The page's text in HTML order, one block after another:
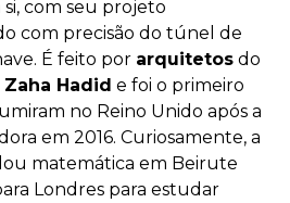
com seu projeto
com precisão do túnel de
É feito por arquitetos do
Zaha Hadid e foi o primeiro
no Reino Unido após a
em 2016. Curiosamente, a
matemática em Beirute
Londres para estudar